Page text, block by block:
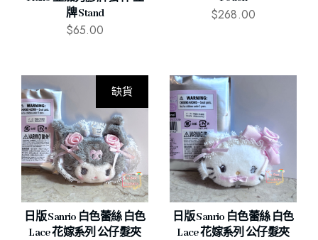
牌 Stand
$65.00
$268.00
缺貨
日版 Sanrio 白色蕾絲 白色
Lace 花嫁系列 公仔髮夾
日版 Sanrio 白色蕾絲 白色
Lace 花嫁系列 公仔髮夾